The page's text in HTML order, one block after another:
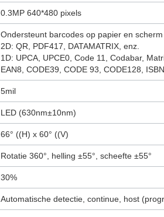
0.3MP 640*480 pixels
Ondersteunt barcodes op papier en scherm
2D: QR, PDF417, DATAMATRIX, enz.
1D: UPCA, UPCE0, Code 11, Codabar,
EAN8, CODE39, CODE 93, CODE128,
5mil
LED (630nm±10nm)
66° ((H) x 60° ((V)
Rotatie 360°, helling ±55°, scheefte ±55°
30%
Automatische detectie, continue, host